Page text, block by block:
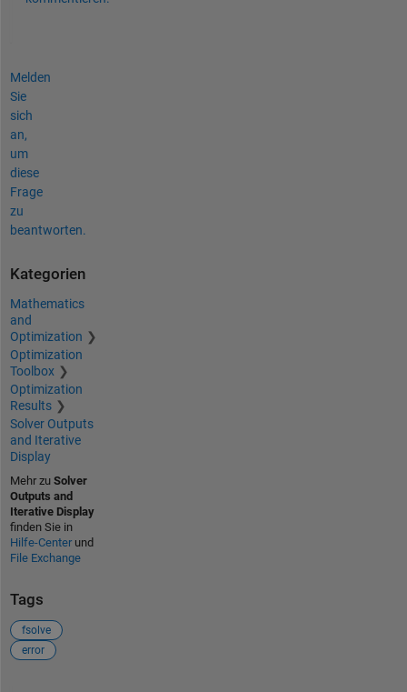
Melden
Sie
sich
an,
um
diese
Frage
zu
beantworten.
Kategorien
Mathematics
and
Optimization
Optimization
Toolbox
Optimization
Results
Solver Outputs
and Iterative
Display
Mehr zu Solver
Outputs and
Iterative Display
finden Sie in
Hilfe-Centerund
File Exchange
Tags
fsolve
error